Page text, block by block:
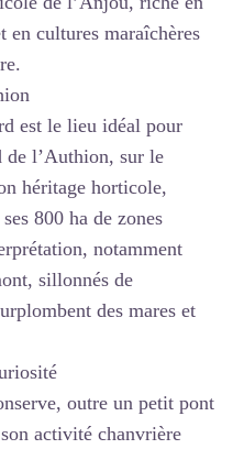
en cultures maraîchères
est le lieu idéal pour
de l’Authion, sur le
héritage horticole,
800 ha de zones
notamment
sillonnés de
des mares et
outre un petit pont
activité chanvrière